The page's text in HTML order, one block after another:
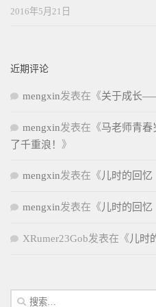
2016年5月21日
近期评论
mengxin发表在《关于成长
mengxin发表在《马老师青
了千重浪！ 》
mengxin发表在《 儿时的回忆
mengxin发表在《 儿时的回忆
XRumer23Gob发表在《 儿时
搜